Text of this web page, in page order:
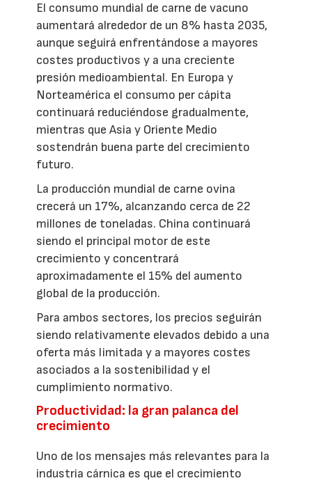
El consumo mundial de carne de vacuno
aumentará alrededor de un 8% hasta 2035,
aunque seguirá enfrentándose a mayores
costes productivos y a una creciente
presión medioambiental. En Europa y
Norteamérica el consumo per cápita
continuará reduciéndose gradualmente,
mientras que Asia y Oriente Medio
sostendrán buena parte del crecimiento
futuro.
La producción mundial de carne ovina
crecerá un 17%, alcanzando cerca de 22
millones de toneladas. China continuará
siendo el principal motor de este
crecimiento y concentrará
aproximadamente el 15% del aumento
global de la producción.
Para ambos sectores, los precios seguirán
siendo relativamente elevados debido a una
oferta más limitada y a mayores costes
asociados a la sostenibilidad y el
cumplimiento normativo.
Productividad: la gran palanca del
crecimiento
Uno de los mensajes más relevantes para la
industria cárnica es que el crecimiento